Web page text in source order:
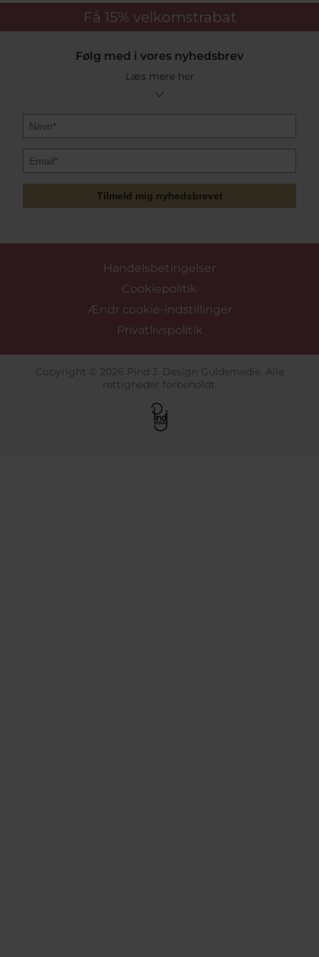
urremme fra Daniel Wellington. Hos guldsmed Pind J.
Design er vi officiel forhandler af Daniel Wellington og
har et af landets største udvalg af urremme til urene.
gode priser. Om det er stof urrem, læder urrem eller
stål urrem, så forhandler vi Daniel Wellington
som kunde 12% på alle urremme fra Daniel Wellington.
Det er gratis at blive medlem og rabatten vil fremgå
lige så snart man er oprettet og logger ind på
hjemmesiden. Leder du efter et godt tilbud på Daniel
Wellington urremme, finder du det hos Guldsmed
Pind J. Design.
Wellington ur, finder du det her på siden. Vi forhandler
alle typer af urremme fra Daniel Wellington i stof,
læder og rustfri stål i forskellige størrelser og mål.
Hvis man har et Daniel Wellington ur i sin samling,
Daniel Wellington ur
Vi er officiel Daniel Wellington forhandler og har både
nyheder samt populære ure repræsenteret. Vi har høj
Som ekstra service tilbyder vi som gudsmed, 30 dages
bytteret og har 1-3 dages levering.
Få 15% velkomstrabat
Følg med i vores nyhedsbrev
Læs mere her
Tilmeld mig nyhedsbrevet
Handelsbetingelser
Cookiepolitik
Ændr cookie-indstillinger
Privatlivspolitik
Copyright © 2026 Pind J. Design Guldsmedie. Alle
rettigheder forbeholdt.